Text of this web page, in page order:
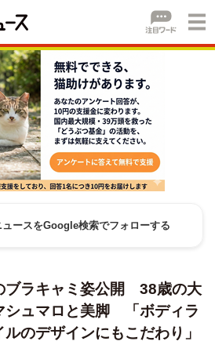
ュースをGoogle検索でフォローする
ブラキャミ姿公開 38歳の大
シュマロと美脚 「ボディラ
のデザインにもこだわり」